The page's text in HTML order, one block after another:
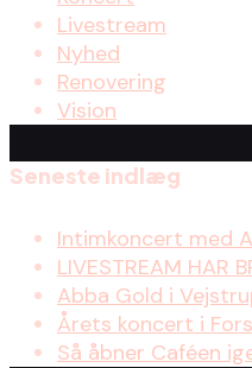
Livestream
Nyhed
Renovering
Vision
Seneste indlæg
Intimkoncert med
LIVESTREAM HAR
Abba Gold i
Årets koncert i
Så åbner Caféen